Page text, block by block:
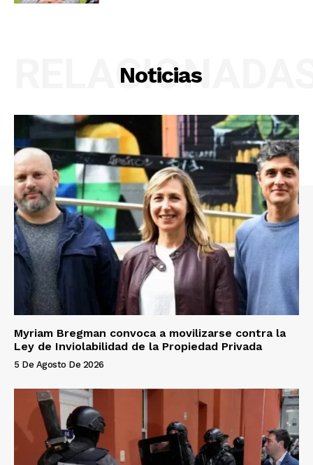
Noticias
Myriam Bregman convoca a movilizarse contra la
Ley de Inviolabilidad de la Propiedad Privada
5 De Agosto De 2026